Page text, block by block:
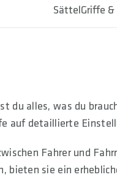
SättelGriffe
du alles, was du
auf detaillierte
Fahrer und
sie ein